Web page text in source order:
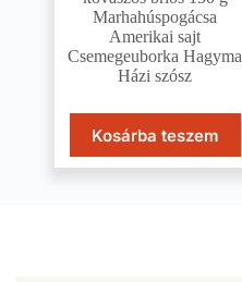
Marhahúspogácsa
Amerikai sajt
Csemegeuborka Hagyma
Házi szósz
Kosárba teszem